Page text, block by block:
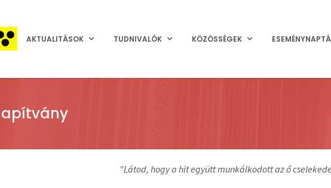
AKTUALITÁSOK TUDNIVALÓK KÖZÖSSÉGEK
"Látod, hogy a hit együtt munkálkodott az ő